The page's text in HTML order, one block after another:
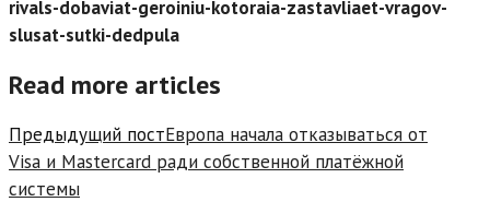
rivals-dobaviat-geroiniu-kotoraia-zastavliaet-vragov-
slusat-sutki-dedpula
Read more articles
Предыдущий постЕвропа начала отказываться от
Visa и Mastercard ради собственной платёжной
системы